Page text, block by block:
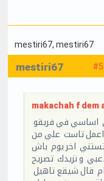
mestiri67, mestiri67
mestiri67
makachah f dem
اساسي في فريقو
تاست علي من
اخر يوم باش
و نزيدك تصريح
قال شيقع تاهيل